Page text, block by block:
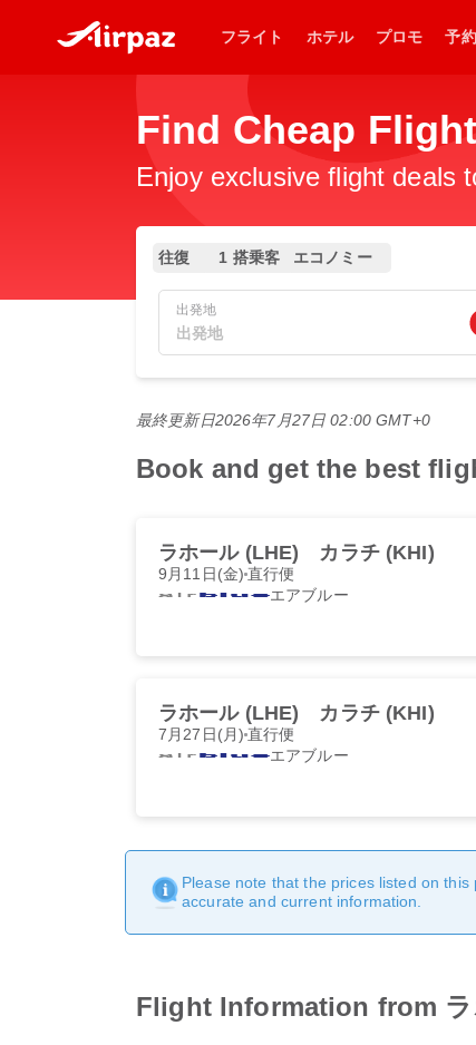
フライト ホテル プロモ 予約
Find Cheap
Enjoy exclusive flight deals
往復 1 搭乗客 エコノミー
出発地
最終更新日2026年7月27日 02:00 GMT+0
Book and get the best
ラホール (LHE) カラチ (KHI)
9月11日(金)直行便
エアブルー
ラホール (LHE) カラチ (KHI)
7月27日(月)直行便
エアブルー
Please note that the prices listed on
accurate and current information.
Flight Information from ラ